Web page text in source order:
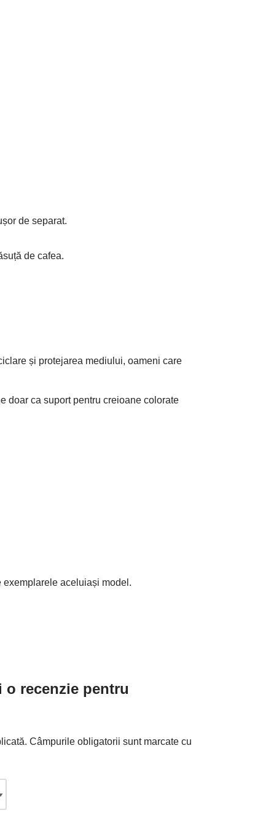
de separat.
de cafea.
și protejarea mediului, oameni care
doar ca suport pentru creioane colorate
exemplarele aceluiași model.
recenzie pentru
Câmpurile obligatorii sunt marcate cu